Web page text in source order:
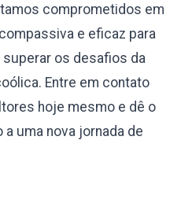
comprometidos em
e eficaz para
os desafios da
Entre em contato
hoje mesmo e dê o
uma nova jornada de